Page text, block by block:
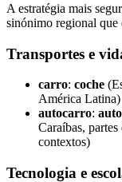
A estratégia mais
sinónimo regional que
Transportes e
carro: coche
América Latina)
autocarro:
Caraíbas,
contextos)
Tecnologia e